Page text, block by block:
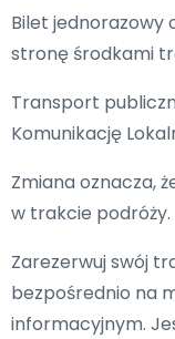
Bilet jednorazowy
stronę środkami
Transport
Komunikację
Zmiana oznacza,
w trakcie podróży.
Zarezerwuj swój
bezpośrednio na
informacyjnym.